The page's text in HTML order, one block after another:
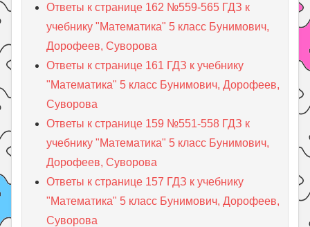
Ответы к странице 162 №559-565 ГДЗ к
учебнику "Математика" 5 класс Бунимович,
Дорофеев, Суворова
Ответы к странице 161 ГДЗ к учебнику
"Математика" 5 класс Бунимович, Дорофеев,
Суворова
Ответы к странице 159 №551-558 ГДЗ к
учебнику "Математика" 5 класс Бунимович,
Дорофеев, Суворова
Ответы к странице 157 ГДЗ к учебнику
"Математика" 5 класс Бунимович, Дорофеев,
Суворова